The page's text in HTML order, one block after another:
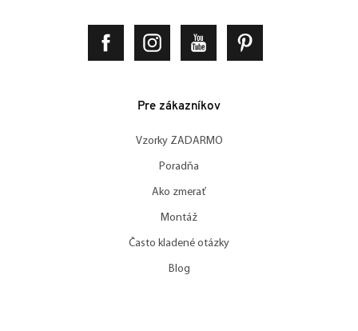
Pre zákazníkov
Vzorky ZADARMO
Poradňa
Ako zmerať
Montáž
Často kladené otázky
Blog